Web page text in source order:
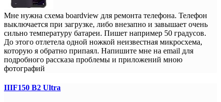
Мне нужна схема boardview для ремонта телефона. Телефон
выключается при загрузке, либо внезапно и завышает очень
сильно температуру батареи. Пишет например 50 градусов.
До этого отлетела одной ножкой неизвестная микросхема,
которую я обратно припаял. Напишите мне на email для
подробного рассказа проблемы и приложений мною
фотографий
IIIF150 B2 Ultra